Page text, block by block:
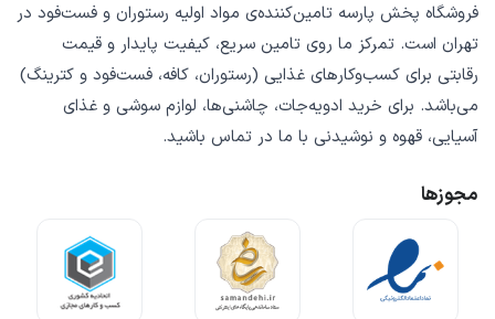
فروشگاه پخش پارسه تامین‌کننده‌ی مواد اولیه رستوران و فست‌فود در
تهران است. تمرکز ما روی تامین سریع، کیفیت پایدار و قیمت
رقابتی برای کسب‌وکارهای غذایی (رستوران، کافه، فست‌فود و کترینگ)
می‌باشد. برای خرید ادویه‌جات، چاشنی‌ها، لوازم سوشی و غذای
آسیایی، قهوه و نوشیدنی با ما در تماس باشید.
مجوزها